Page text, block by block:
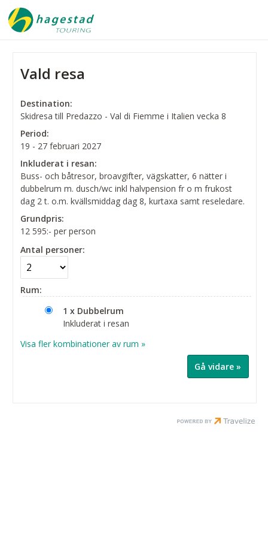
Vald resa
Destination:
Skidresa till Predazzo - Val di Fiemme i Italien vecka 8
Period:
19 - 27 februari 2027
Inkluderat i resan:
Buss- och båtresor, broavgifter, vägskatter, 6 nätter i
dubbelrum m. dusch/wc inkl halvpension fr o m frukost
dag 2 t. o.m. kvällsmiddag dag 8, kurtaxa samt reseledare.
Grundpris:
12 595:- per person
Antal personer:
Rum:
1 x Dubbelrum
Inkluderat i resan
Visa fler kombinationer av rum »